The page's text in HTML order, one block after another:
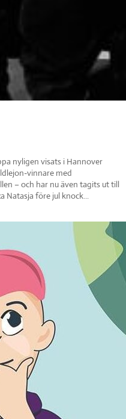
nyligen visats i Hannover
vinnare med
– och har nu även tagits ut till
Natasja före jul knock...